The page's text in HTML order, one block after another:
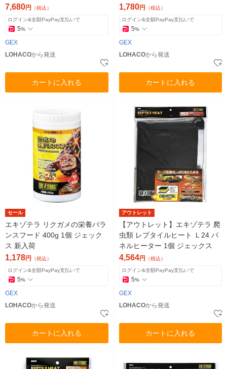
7,680円 （税込）
ログイン&全額PayPay支払いで
5%
GEX
LOHACOから発送
カートに入れる
1,780円 （税込）
ログイン&全額PayPay支払いで
5%
GEX
LOHACOから発送
カートに入れる
セール
エキゾテラ リクガメの栄養バラ
ンスフード 400g 1個 ジェック
ス 新入荷
1,178円 （税込）
ログイン&全額PayPay支払いで
5%
GEX
LOHACOから発送
カートに入れる
アウトレット
【アウトレット】エキゾテラ 爬
虫類 レプタイルヒート Ｌ24 パ
ネルヒーター 1個 ジェックス
4,564円 （税込）
ログイン&全額PayPay支払いで
5%
GEX
LOHACOから発送
カートに入れる